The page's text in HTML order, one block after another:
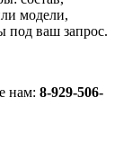
модели,
под ваш запрос.
нам: 8-929-506-